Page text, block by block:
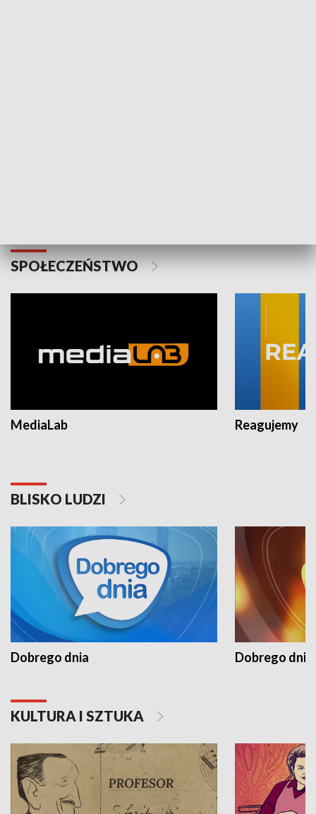
SPOŁECZEŃSTWO
MediaLab Reagujemy
BLISKO LUDZI
Dobrego dnia Dobrego dnia
KULTURA I SZTUKA